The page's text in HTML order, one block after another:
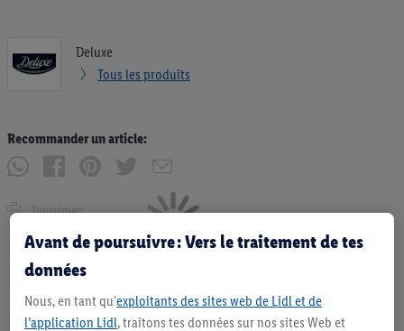
Deluxe
Tous les produits
Recommander un article:
Imprimer
Avant de poursuivre : Vers le traitement de tes
données
Nous, en tant qu'exploitants des sites web de Lidl et de
l’application Lidl, traitons tes données sur nos sites Web et